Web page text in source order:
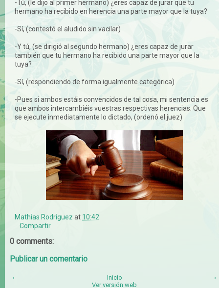
-Tú, (le dijo al primer hermano) ¿eres capaz de jurar que tu
hermano ha recibido en herencia una parte mayor que la tuya?
-Sí, (contestó el aludido sin vacilar)
-Y tú, (se dirigió al segundo hermano) ¿eres capaz de jurar
también que tu hermano ha recibido una parte mayor que la
tuya?
-Sí, (respondiendo de forma igualmente categórica)
-Pues si ambos estáis convencidos de tal cosa, mi sentencia es
que ambos intercambiéis vuestras respectivas herencias. Que
se ejecute inmediatamente lo dictado, (ordenó el juez)
Mathias Rodriguez at 10:42
Compartir
0 comments:
Publicar un comentario
‹ ›
Inicio
Ver versión web